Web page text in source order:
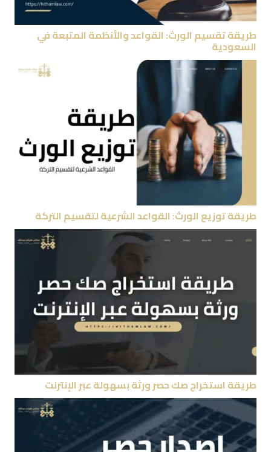
طريقة تقسيم الورث: القواعد والأنظمة المتبعة في
السعودية
طريقة توزيع الورث: القواعد الشرعية لتقسيم التركة
طريقة استخراج صك حصر ورثة بسهولة عبر الإنترنت